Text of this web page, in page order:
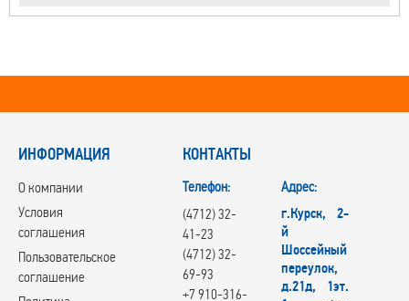
ИНФОРМАЦИЯ
О компании
Условия
соглашения
Пользовательское
соглашение
КОНТАКТЫ
Телефон:
(4712) 32-
41-23
(4712) 32-
69-93
+7 910-316-
Адрес:
г.Курск, 2-
й
Шоссейный
переулок,
д.21д, 1эт.